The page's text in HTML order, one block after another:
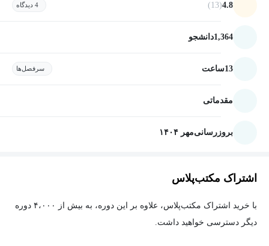
4.8
(13) 4 دیدگاه
1,364دانشجو
13ساعت سرفصل‌ها
مقدماتی
بروزرسانیمهر ۱۴۰۴
اشتراک مکتب‌پلاس
با خرید اشتراک مکتب‌پلاس، علاوه بر این دوره، به بیش از ۴،۰۰۰ دوره
دیگر دسترسی خواهید داشت.